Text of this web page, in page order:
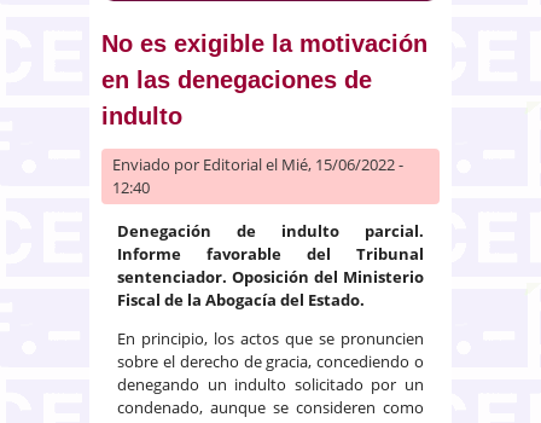
No es exigible la motivación
en las denegaciones de
indulto
Enviado por Editorialel Mié, 15/06/2022 -
12:40
Denegación de indulto parcial.
Informe favorable del Tribunal
sentenciador. Oposición del Ministerio
Fiscal de la Abogacía del Estado.
En principio, los actos que se pronuncien
sobre el derecho de gracia, concediendo o
denegando un indulto solicitado por un
condenado, aunque se consideren como